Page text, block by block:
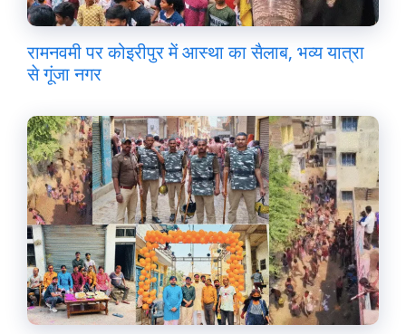
रामनवमी पर कोइरीपुर में आस्था का सैलाब, भव्य यात्रा
से गूंजा नगर